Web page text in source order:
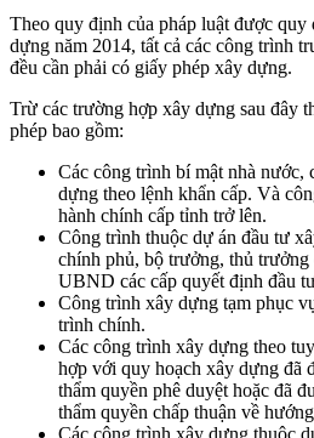
Theo quy định của pháp luật được
dựng năm 2014, tất cả các công trình
đều cần phải có giấy phép xây dựng.
Trừ các trường hợp xây dựng sau đây
phép bao gồm:
Các công trình bí mật nhà nước,
dựng theo lệnh khẩn cấp. Và
hành chính cấp tỉnh trở lên.
Công trình thuộc dự án đầu tư
chính phủ, bộ trưởng, thủ trưởng
UBND các cấp quyết định đầu
Công trình xây dựng tạm phục
trình chính.
Các công trình xây dựng theo
hợp với quy hoạch xây dựng đã
thẩm quyền phê duyệt hoặc đã
thẩm quyền chấp thuận về
Các công trình xây dựng thuộc